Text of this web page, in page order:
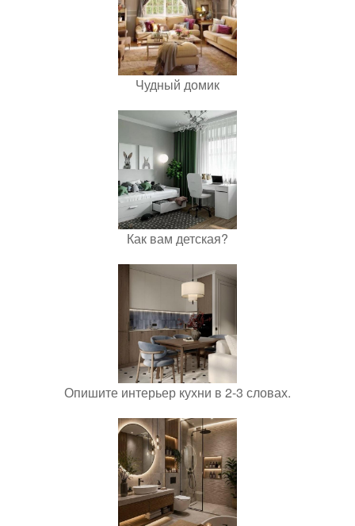
Чудный домик
Как вам детская?
Опишите интерьер кухни в 2-3 словах.